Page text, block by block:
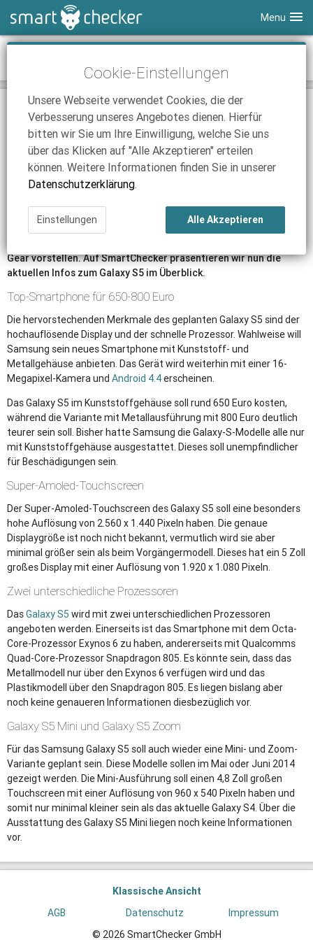
Menu
Smartphone Vergleich
Anbieter
iPhone Tarifvergleich
News
Ratgeber
Tarifvergleich
Tablet Vergleich
Surfsticks
iPad Tarifvergleich
News
Tarifvergleich
Internetanbieter
DSL Tarife
News
SmartChecker TV
16.01.2014 | 08:02|Düsseldorf|Marisa Alberts
Samsung Galaxy S5: Voraussichtlicher Start im
Frühjahr
Das Samsung Galaxy S5 soll vermutlich im April 2014 erscheinen
und sich deutlich von seinem Vorgänger S4 unterscheiden
Galaxy, kündigte den Marktstart des
Samsung Galaxy S5
März oder April dieses Jahres an. Gleichzeitig will Samsung
Gear vorstellen. Auf SmartChecker präsentieren wir nun die
aktuellen Infos zum Galaxy S5 im Überblick.
Top-Smartphone für 650-800 Euro
Die hervorstechenden Merkmale des geplanten Galaxy S5 sind der
hochauflösende Display und der schnelle Prozessor. Wahlweise will
Samsung sein neues Smartphone mit Kunststoff- und
Metallgehäuse anbieten. Das Gerät wird weiterhin mit einer 16-
Megapixel-Kamera und Android 4.4erscheinen.
Das Galaxy S5 im Kunststoffgehäuse soll rund 650 Euro kosten,
während die Variante mit Metallausführung mit 800 Euro deutlich
teurer sein soll. Bisher hatte Samsung die Galaxy-S-Modelle alle nur
mit Kunststoffgehäuse ausgestattet. Dieses soll unempfindlicher
für Beschädigungen sein.
Super-Amoled-Touchscreen
Der Super-Amoled-Touchscreen des Galaxy S5 soll eine besonders
hohe Auflösung von 2.560 x 1.440 Pixeln haben. Die genaue
Displaygröße ist noch nicht bekannt, vermutlich wird sie aber
minimal größer sein als beim Vorgängermodell. Dieses hat ein 5 Zoll
großes Display mit einer Auflösung von 1.920 x 1.080 Pixeln.
Zwei unterschiedliche Prozessoren
DasGalaxy S5 wird mit zwei unterschiedlichen Prozessoren
angeboten werden. Einerseits ist das Smartphone mit dem Octa-
Core-Prozessor Exynos 6 zu haben, andererseits mit Qualcomms
Quad-Core-Prozessor Snapdragon 805. Es könnte sein, dass das
Metallmodell nur über den Exynos 6 verfügen wird und das
Plastikmodell über den Snapdragon 805. Es liegen bislang aber
noch keine genaueren Informationen diesbezüglich vor.
Galaxy S5 Mini und Galaxy S5 Zoom
Für das Samsung Galaxy S5 soll auch wieder eine Mini- und Zoom-
Variante geplant sein. Diese Modelle sollen im Mai oder Juni 2014
gezeigt werden. Die Mini-Ausführung soll einen 4,8 Zoll großen
Touchscreen mit einer Auflösung von 960 x 540 Pixeln haben und
somit nur minimal kleiner sein als das aktuelle Galaxy S4. Über die
Ausstattung des Galaxy S5 Mini liegen noch keine Informationen
vor.
Klassische Ansicht
AGB
Datenschutz
Impressum
© 2026 SmartChecker GmbH
Cookie-Einstellungen
Unsere Webseite verwendet Cookies, die der
Verbesserung unseres Angebotes dienen. Hierfür
bitten wir Sie um Ihre Einwilligung, welche Sie uns
über das Klicken auf "Alle Akzeptieren" erteilen
können. Weitere Informationen finden Sie in unserer
Datenschutzerklärung.
Einstellungen Alle Akzeptieren